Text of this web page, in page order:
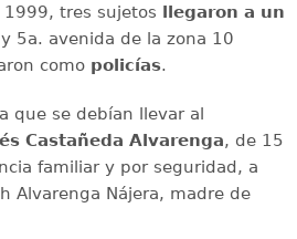
tres sujetos llegaron a un
5a. avenida de la zona 10
como policías.
que se debían llevar al
Castañeda Alvarenga, de 15
familiar y por seguridad, a
Alvarenga Nájera, madre de